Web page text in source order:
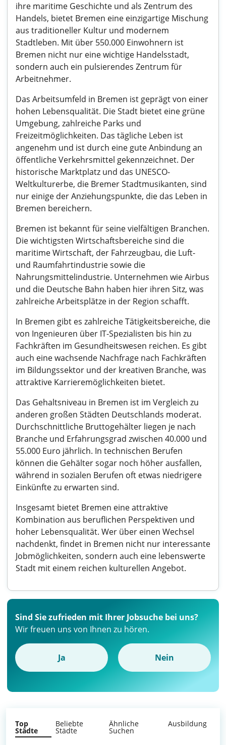
ihre maritime Geschichte und als Zentrum des
Handels, bietet Bremen eine einzigartige Mischung
aus traditioneller Kultur und modernem
Stadtleben. Mit über 550.000 Einwohnern ist
Bremen nicht nur eine wichtige Handelsstadt,
sondern auch ein pulsierendes Zentrum für
Arbeitnehmer.
Das Arbeitsumfeld in Bremen ist geprägt von einer
hohen Lebensqualität. Die Stadt bietet eine grüne
Umgebung, zahlreiche Parks und
Freizeitmöglichkeiten. Das tägliche Leben ist
angenehm und ist durch eine gute Anbindung an
öffentliche Verkehrsmittel gekennzeichnet. Der
historische Marktplatz und das UNESCO-
Weltkulturerbe, die Bremer Stadtmusikanten, sind
nur einige der Anziehungspunkte, die das Leben in
Bremen bereichern.
Bremen ist bekannt für seine vielfältigen Branchen.
Die wichtigsten Wirtschaftsbereiche sind die
maritime Wirtschaft, der Fahrzeugbau, die Luft-
und Raumfahrtindustrie sowie die
Nahrungsmittelindustrie. Unternehmen wie Airbus
und die Deutsche Bahn haben hier ihren Sitz, was
zahlreiche Arbeitsplätze in der Region schafft.
In Bremen gibt es zahlreiche Tätigkeitsbereiche, die
von Ingenieuren über IT-Spezialisten bis hin zu
Fachkräften im Gesundheitswesen reichen. Es gibt
auch eine wachsende Nachfrage nach Fachkräften
im Bildungssektor und der kreativen Branche, was
attraktive Karrieremöglichkeiten bietet.
Das Gehaltsniveau in Bremen ist im Vergleich zu
anderen großen Städten Deutschlands moderat.
Durchschnittliche Bruttogehälter liegen je nach
Branche und Erfahrungsgrad zwischen 40.000 und
55.000 Euro jährlich. In technischen Berufen
können die Gehälter sogar noch höher ausfallen,
während in sozialen Berufen oft etwas niedrigere
Einkünfte zu erwarten sind.
Insgesamt bietet Bremen eine attraktive
Kombination aus beruflichen Perspektiven und
hoher Lebensqualität. Wer über einen Wechsel
nachdenkt, findet in Bremen nicht nur interessante
Jobmöglichkeiten, sondern auch eine lebenswerte
Stadt mit einem reichen kulturellen Angebot.
Sind Sie zufrieden mit Ihrer Jobsuche bei uns?
Wir freuen uns von Ihnen zu hören.
Ja Nein
Top
Städte
Beliebte
Städte
Ähnliche
Suchen
Ausbildung